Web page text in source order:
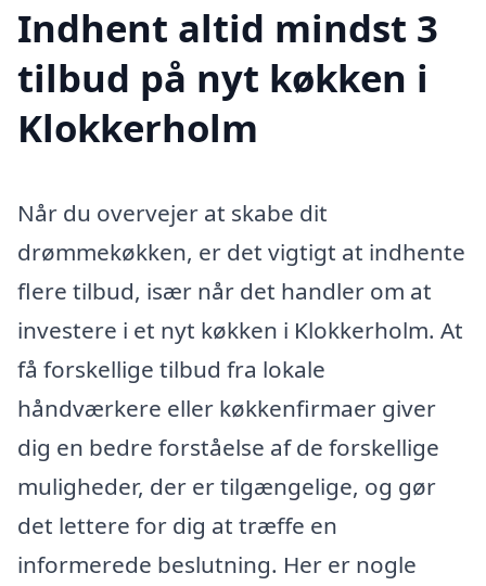
Indhent altid mindst 3
tilbud på nyt køkken i
Klokkerholm
Når du overvejer at skabe dit
drømmekøkken, er det vigtigt at indhente
flere tilbud, især når det handler om at
investere i et nyt køkken i Klokkerholm. At
få forskellige tilbud fra lokale
håndværkere eller køkkenfirmaer giver
dig en bedre forståelse af de forskellige
muligheder, der er tilgængelige, og gør
det lettere for dig at træffe en
informerede beslutning. Her er nogle